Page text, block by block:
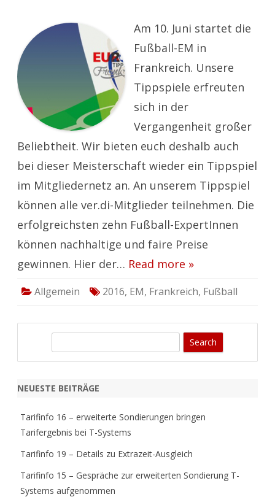
–
macht
Tippspiel
Am 10. Juni startet die
Fußball-EM in
Frankreich. Unsere
Tippspiele erfreuten
sich in der
Vergangenheit großer
Beliebtheit. Wir bieten euch deshalb auch
bei dieser Meisterschaft wieder ein Tippspiel
im Mitgliedernetz an. An unserem Tippspiel
können alle ver.di-Mitglieder teilnehmen. Die
erfolgreichsten zehn Fußball-ExpertInnen
können nachhaltige und faire Preise
gewinnen. Hier der… Read more »
Allgemein 2016, EM, Frankreich, Fußball
r
h
NEUESTE BEITRÄGE
Tarifinfo 16 – erweiterte Sondierungen bringen
Tarifergebnis bei T-Systems
Tarifinfo 19 – Details zu Extrazeit-Ausgleich
Tarifinfo 15 – Gespräche zur erweiterten Sondierung T-
Systems aufgenommen